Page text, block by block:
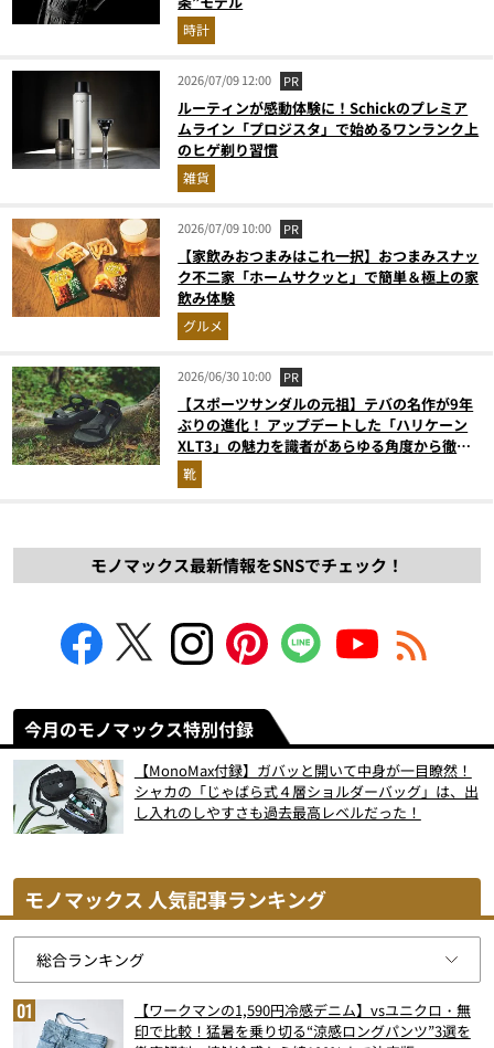
時計
2026/07/09 12:00 PR
ルーティンが感動体験に！Schickのプレミア
ムライン「プロジスタ」で始めるワンランク上
のヒゲ剃り習慣
雑貨
2026/07/09 10:00 PR
【家飲みおつまみはこれ一択】おつまみスナッ
ク不二家「ホームサクッと」で簡単＆極上の家
飲み体験
グルメ
2026/06/30 10:00 PR
【スポーツサンダルの元祖】テバの名作が9年
ぶりの進化！ アップデートした「ハリケーン
XLT3」の魅力を識者があらゆる角度から徹底
解説！
靴
モノマックス最新情報をSNSでチェック！
今月のモノマックス特別付録
【MonoMax付録】ガバッと開いて中身が一目瞭然！
シャカの「じゃばら式４層ショルダーバッグ」は、出
し入れのしやすさも過去最高レベルだった！
モノマックス 人気記事ランキング
【ワークマンの1,590円冷感デニム】vsユニクロ・無
印で比較！猛暑を乗り切る“涼感ロングパンツ”3選を